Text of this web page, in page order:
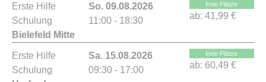
Erste Hilfe
Schulung
Bielefeld Mitte
So. 09.08.2026
11:00 - 18:30
freie Plätze
ab: 41,99 €
Erste Hilfe
Schulung
Sa. 15.08.2026
09:30 - 17:00
freie Plätze
ab: 60,49 €